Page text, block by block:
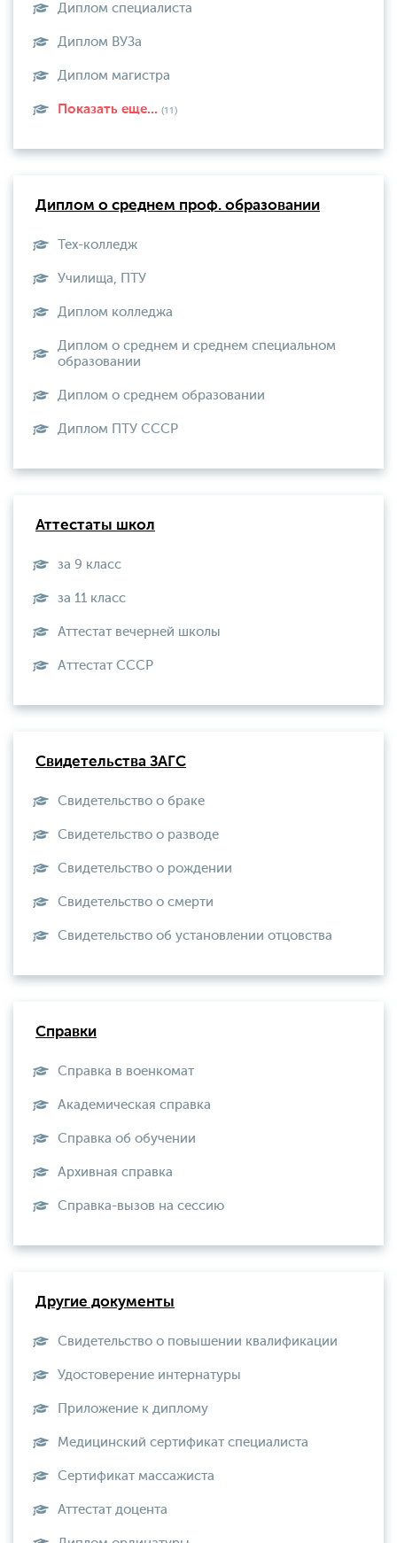
Диплом специалиста
Диплом ВУЗа
Диплом магистра
Показать еще... (11)
Диплом о среднем проф. образовании
Тех-колледж
Училища, ПТУ
Диплом колледжа
Диплом о среднем и среднем специальном
образовании
Диплом о среднем образовании
Диплом ПТУ СССР
Аттестаты школ
за 9 класс
за 11 класс
Аттестат вечерней школы
Aттестат СССР
Свидетельства ЗАГС
Свидетельство о браке
Свидетельство о разводе
Свидетельство о рождении
Свидетельство о смерти
Свидетельство об установлении отцовства
Справки
Справка в военкомат
Академическая справка
Справка об обучении
Архивная справка
Справка-вызов на сессию
Другие документы
Свидетельство о повышении квалификации
Удостоверение интернатуры
Приложение к диплому
Медицинский сертификат специалиста
Сертификат массажиста
Аттестат доцента